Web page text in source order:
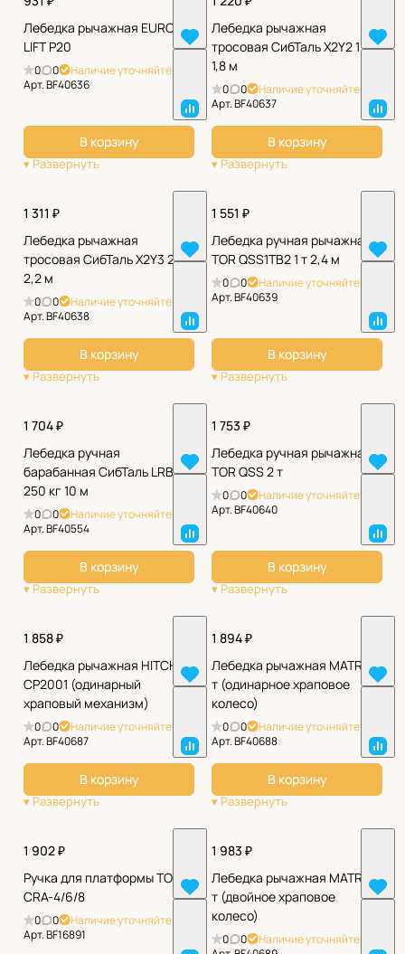
Лебедка рычажная EURO-
LIFT P20
0 0
Наличие уточняйте
Арт.BF40636
В корзину
Лебедка рычажная
тросовая СибТаль X2Y2 1 т
1,8 м
0 0
Наличие уточняйте
Арт.BF40637
В корзину
1 311 ₽
Лебедка рычажная
тросовая СибТаль X2Y3 2 т
2,2 м
0 0
Наличие уточняйте
Арт.BF40638
В корзину
1 551 ₽
Лебедка ручная рычажная
TOR QSS1TB2 1 т 2,4 м
0 0
Наличие уточняйте
Арт.BF40639
В корзину
1 704 ₽
Лебедка ручная
барабанная СибТаль LRB
250 кг 10 м
0 0
Наличие уточняйте
Арт.BF40554
В корзину
1 753 ₽
Лебедка ручная рычажная
TOR QSS 2 т
0 0
Наличие уточняйте
Арт.BF40640
В корзину
1 858 ₽
Лебедка рычажная HITCH
CP2001 (одинарный
храповый механизм)
0 0
Наличие уточняйте
Арт.BF40687
В корзину
1 894 ₽
Лебедка рычажная MATRIX 2
т (одинарное храповое
колесо)
0 0
Наличие уточняйте
Арт.BF40688
В корзину
1 902 ₽
Ручка для платформы TOR
CRA-4/6/8
0 0
Наличие уточняйте
Арт.BF16891
1 983 ₽
Лебедка рычажная MATRIX 2
т (двойное храповое
колесо)
0 0
Наличие уточняйте